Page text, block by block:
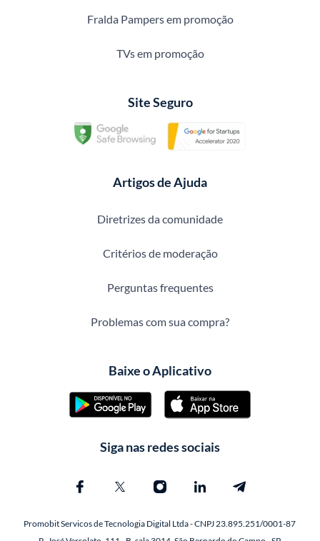
Fralda Pampers em promoção
TVs em promoção
Site Seguro
Artigos de Ajuda
Diretrizes da comunidade
Critérios de moderação
Perguntas frequentes
Problemas com sua compra?
Baixe o Aplicativo
Siga nas redes sociais
Promobit Servicos de Tecnologia Digital Ltda - CNPJ 23.895.251/0001-87